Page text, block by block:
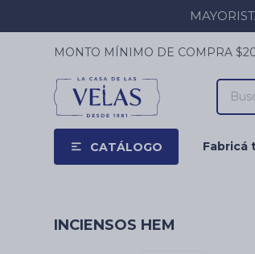
CATÁLOGO Fabricá
MONTO MÍNIMO DE COMPRA
INCIENSOS HEM